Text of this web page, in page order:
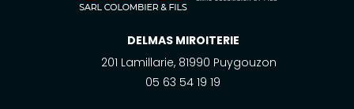
DELMAS MIROITERIE
201 Lamillarie, 81990 Puygouzon
05 63 54 19 19